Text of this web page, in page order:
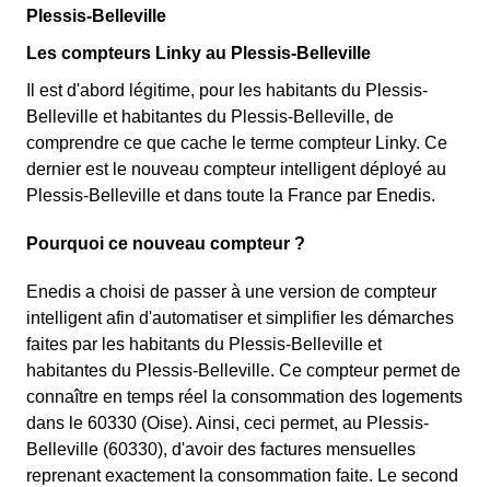
Plessis-Belleville
Les compteurs Linky au Plessis-Belleville
Il est d'abord légitime, pour les habitants du Plessis-
Belleville et habitantes du Plessis-Belleville, de
comprendre ce que cache le terme compteur Linky. Ce
dernier est le nouveau compteur intelligent déployé au
Plessis-Belleville et dans toute la France par Enedis.
Pourquoi ce nouveau compteur ?
Enedis a choisi de passer à une version de compteur
intelligent afin d'automatiser et simplifier les démarches
faites par les habitants du Plessis-Belleville et
habitantes du Plessis-Belleville. Ce compteur permet de
connaître en temps réel la consommation des logements
dans le 60330 (Oise). Ainsi, ceci permet, au Plessis-
Belleville (60330), d'avoir des factures mensuelles
reprenant exactement la consommation faite. Le second